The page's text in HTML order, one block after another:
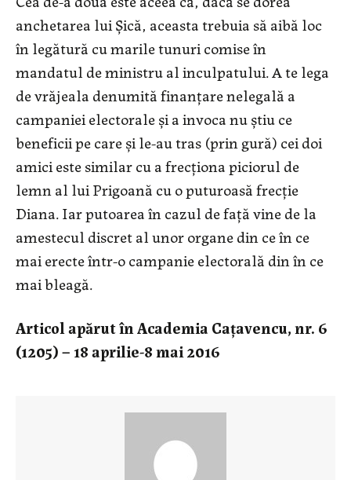
anchetarea lui Șică, aceasta trebuia să aibă loc
în legătură cu marile tunuri comise în
mandatul de ministru al inculpatului. A te lega
de vrăjeala denumită finanțare nelegală a
campaniei electorale și a invoca nu știu ce
beneficii pe care și le-au tras (prin gură) cei doi
amici este similar cu a frecționa piciorul de
lemn al lui Prigoană cu o puturoasă frecție
Diana. Iar putoarea în cazul de față vine de la
amestecul discret al unor organe din ce în ce
mai erecte într-o campanie electorală din în ce
mai bleagă.
Articol apărut în Academia Caţavencu, nr. 6
(1205) – 18 aprilie-8 mai 2016